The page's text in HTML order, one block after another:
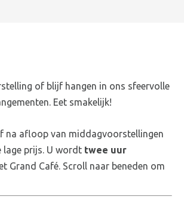
of blijf hangen in ons sfeervolle
Eet smakelijk!
na afloop van middagvoorstellingen
lage prijs. U wordt twee uur
Grand Café. Scroll naar beneden om